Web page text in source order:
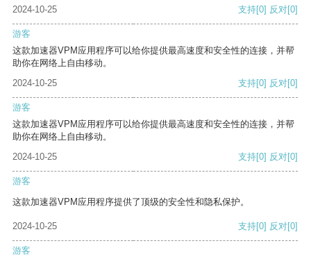
2024-10-25 支持[0] 反对[0]
游客
这款加速器VPM应用程序可以给你提供最高速度和安全性的连接，并帮
助你在网络上自由移动。
2024-10-25
支持[0] 反对[0]
游客
这款加速器VPM应用程序可以给你提供最高速度和安全性的连接，并帮
助你在网络上自由移动。
2024-10-25
支持[0] 反对[0]
游客
这款加速器VPM应用程序提供了顶级的安全性和隐私保护。
2024-10-25 支持[0] 反对[0]
游客